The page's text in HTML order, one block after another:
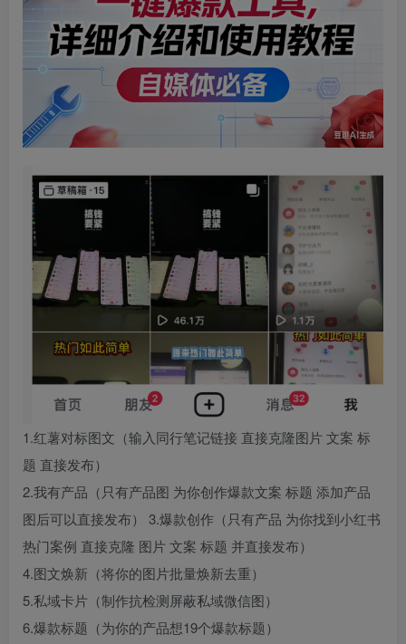
1.红薯对标图文（输入同行笔记链接 直接克隆图片 文案 标
题 直接发布）
2.我有产品（只有产品图 为你创作爆款文案 标题 添加产品
图后可以直接发布） 3.爆款创作（只有产品 为你找到小红书
热门案例 直接克隆 图片 文案 标题 并直接发布）
4.图文焕新（将你的图片批量焕新去重）
5.私域卡片（制作抗检测屏蔽私域微信图）
6.爆款标题（为你的产品想19个爆款标题）